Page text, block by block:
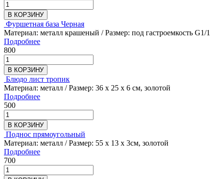
В КОРЗИНУ
Фуршетная база Черная
Материал: металл крашеный / Размер: под гастроемкость G1/1
Подробнее
800
В КОРЗИНУ
Блюдо лист тропик
Материал: металл / Размер: 36 х 25 x 6 см, золотой
Подробнее
500
В КОРЗИНУ
Поднос прямоугольный
Материал: металл / Размер: 55 х 13 x 3см, золотой
Подробнее
700